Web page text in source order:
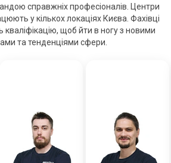
справжніх професіоналів. Центри
у кількох локаціях Києва. Фахівці
кваліфікацію, щоб йти в ногу з новими
та тенденціями сфери.